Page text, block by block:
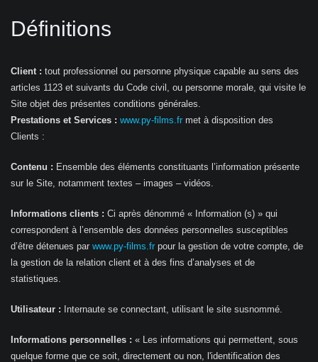
Définitions
Client : tout professionnel ou personne physique capable au sens des
articles 1123 et suivants du Code civil, ou personne morale, qui visite le
Site objet des présentes conditions générales.
Prestations et Services : www.py-films.fr met à disposition des
Clients :
Contenu : Ensemble des éléments constituants l’information présente
sur le Site, notamment textes – images – vidéos.
Informations clients : Ci après dénommé « Information (s) » qui
correspondent à l’ensemble des données personnelles susceptibles
d’être détenues par www.py-films.fr pour la gestion de votre compte, de
la gestion de la relation client et à des fins d’analyses et de
statistiques.
Utilisateur : Internaute se connectant, utilisant le site susnommé.
Informations personnelles : « Les informations qui permettent, sous
quelque forme que ce soit, directement ou non, l'identification des